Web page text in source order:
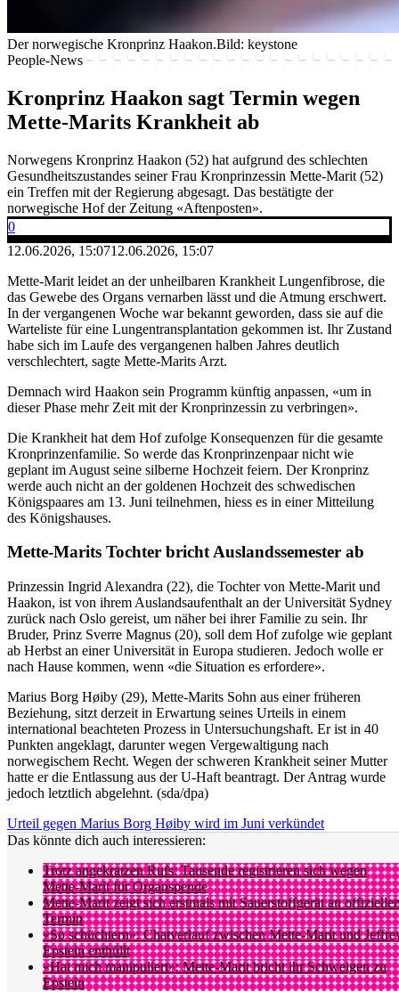
Der norwegische Kronprinz Haakon.Bild: keystone
People-News
Kronprinz Haakon sagt Termin wegen
Mette-Marits Krankheit ab
Norwegens Kronprinz Haakon (52) hat aufgrund des schlechten
Gesundheitszustandes seiner Frau Kronprinzessin Mette-Marit (52)
ein Treffen mit der Regierung abgesagt. Das bestätigte der
norwegische Hof der Zeitung «Aftenposten».
0
12.06.2026, 15:0712.06.2026, 15:07
Mette-Marit leidet an der unheilbaren Krankheit Lungenfibrose, die
das Gewebe des Organs vernarben lässt und die Atmung erschwert.
In der vergangenen Woche war bekannt geworden, dass sie auf die
Warteliste für eine Lungentransplantation gekommen ist. Ihr Zustand
habe sich im Laufe des vergangenen halben Jahres deutlich
verschlechtert, sagte Mette-Marits Arzt.
Demnach wird Haakon sein Programm künftig anpassen, «um in
dieser Phase mehr Zeit mit der Kronprinzessin zu verbringen».
Die Krankheit hat dem Hof zufolge Konsequenzen für die gesamte
Kronprinzenfamilie. So werde das Kronprinzenpaar nicht wie
geplant im August seine silberne Hochzeit feiern. Der Kronprinz
werde auch nicht an der goldenen Hochzeit des schwedischen
Königspaares am 13. Juni teilnehmen, hiess es in einer Mitteilung
des Königshauses.
Mette-Marits Tochter bricht Auslandssemester ab
Prinzessin Ingrid Alexandra (22), die Tochter von Mette-Marit und
Haakon, ist von ihrem Auslandsaufenthalt an der Universität Sydney
zurück nach Oslo gereist, um näher bei ihrer Familie zu sein. Ihr
Bruder, Prinz Sverre Magnus (20), soll dem Hof zufolge wie geplant
ab Herbst an einer Universität in Europa studieren. Jedoch wolle er
nach Hause kommen, wenn «die Situation es erfordere».
Marius Borg Høiby (29), Mette-Marits Sohn aus einer früheren
Beziehung, sitzt derzeit in Erwartung seines Urteils in einem
international beachteten Prozess in Untersuchungshaft. Er ist in 40
Punkten angeklagt, darunter wegen Vergewaltigung nach
norwegischem Recht. Wegen der schweren Krankheit seiner Mutter
hatte er die Entlassung aus der U-Haft beantragt. Der Antrag wurde
jedoch letztlich abgelehnt. (sda/dpa)
Urteil gegen Marius Borg Høiby wird im Juni verkündet
Das könnte dich auch interessieren:
Trotz angekratzen Rufs: Tausende registrieren sich wegen
Mette-Marit für Organspende
Mette-Marit zeigt sich erstmals mit Sauerstoffgerät an
Termin
«So schüchtern»: Chatverlauf zwischen Mette-Marit und
Epstein enthüllt
«Hat mich manipuliert»: Mette-Marit bricht ihr Schweigen zu
Epstein